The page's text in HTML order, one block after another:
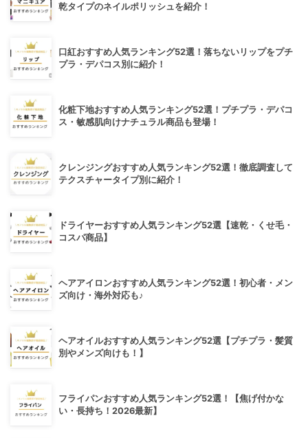
乾タイプのネイルポリッシュを紹介！
口紅おすすめ人気ランキング52選！落ちないリップをプチ
プラ・デパコス別に紹介！
化粧下地おすすめ人気ランキング52選！プチプラ・デパコ
ス・敏感肌向けナチュラル商品も登場！
クレンジングおすすめ人気ランキング52選！徹底調査して
テクスチャータイプ別に紹介！
ドライヤーおすすめ人気ランキング52選【速乾・くせ毛・
コスパ商品】
ヘアアイロンおすすめ人気ランキング52選！初心者・メン
ズ向け・海外対応も♪
ヘアオイルおすすめ人気ランキング52選【プチプラ・髪質
別やメンズ向けも！】
フライパンおすすめ人気ランキング52選！【焦げ付かな
い・長持ち！2026最新】